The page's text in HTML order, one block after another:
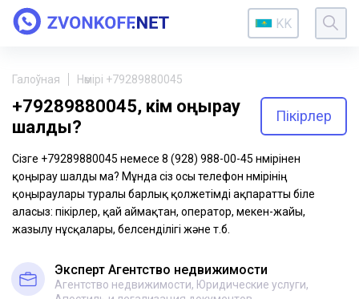
KK
Галоўная Нөмірі +79289880045
+79289880045, кім қоңырау
шалды?
Пікірлер
Сізге +79289880045 немесе 8 (928) 988-00-45 нөмірінен
қоңырау шалды ма? Мұнда сіз осы телефон нөмірінің
қоңыраулары туралы барлық қолжетімді ақпаратты біле
аласыз: пікірлер, қай аймақтан, оператор, мекен-жайы,
жазылу нұсқалары, белсенділігі және т.б.
Эксперт Агентство недвижимости
Агентство недвижимости, Юридические услуги,